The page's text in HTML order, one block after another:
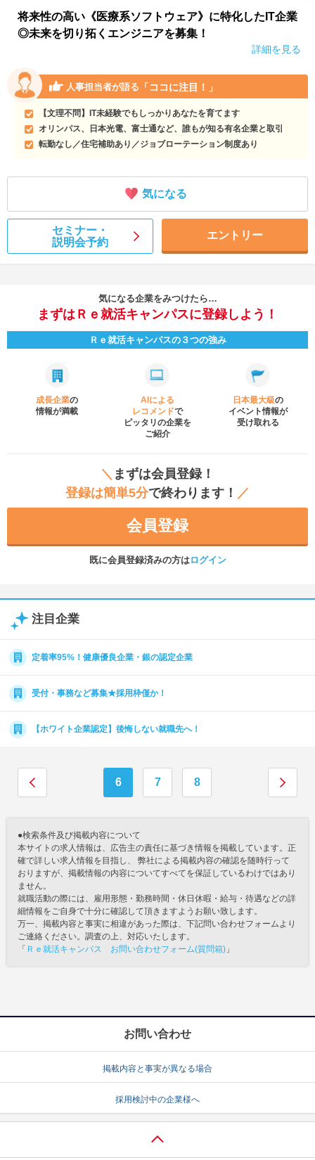
将来性の高い《医療系ソフトウェア》に特化したIT企業
◎未来を切り拓くエンジニアを募集！
詳細を見る
人事担当者が語る 「ココに注目！」
【文理不問】IT未経験でもしっかりあなたを育てます
オリンパス、日本光電、富士通など、誰もが知る有名企業と取引
転勤なし／住宅補助あり／ジョブローテーション制度あり
気になる
セミナー・
説明会予約
エントリー
気になる企業をみつけたら…
まずはＲｅ就活キャンパスに登録しよう！
Ｒｅ就活キャンパスの３つの強み
成長企業の
情報が満載
AIによる
レコメンドで
ピッタリの企業を
ご紹介
日本最大級の
イベント情報が
受け取れる
＼ まずは会員登録！
登録は簡単5分で終わります！ ／
会員登録
既に会員登録済みの方はログイン
注目企業
定着率95%！健康優良企業・銀の認定企業
受付・事務など募集★採用枠僅か！
【ホワイト企業認定】後悔しない就職先へ！
6 7 8
●検索条件及び掲載内容について
本サイトの求人情報は、広告主の責任に基づき情報を掲載しています。正
確で詳しい求人情報を目指し、 弊社による掲載内容の確認を随時行って
おりますが、掲載情報の内容についてすべてを保証しているわけではあり
ません。
就職活動の際には、雇用形態・勤務時間・休日休暇・給与・待遇などの詳
細情報をご自身で十分に確認して頂きますようお願い致します。
万一、掲載内容と事実に相違があった際は、下記問い合わせフォームより
ご連絡ください。調査の上、対応いたします。
「 Ｒｅ就活キャンパス お問い合わせフォーム(質問箱) 」
お問い合わせ
掲載内容と事実が異なる場合
採用検討中の企業様へ